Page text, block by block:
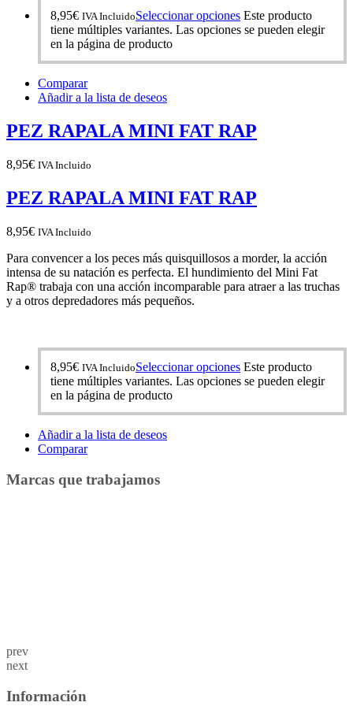
8,95€ IVA IncluidoSeleccionar opciones Este producto
tiene múltiples variantes. Las opciones se pueden elegir
en la página de producto
Comparar
Añadir a la lista de deseos
PEZ RAPALA MINI FAT RAP
8,95€ IVA Incluido
PEZ RAPALA MINI FAT RAP
8,95€ IVA Incluido
Para convencer a los peces más quisquillosos a morder, la acción
intensa de su natación es perfecta. El hundimiento del Mini Fat
Rap® trabaja con una acción incomparable para atraer a las truchas
y a otros depredadores más pequeños.
8,95€ IVA IncluidoSeleccionar opciones Este producto
tiene múltiples variantes. Las opciones se pueden elegir
en la página de producto
Añadir a la lista de deseos
Comparar
Marcas que trabajamos
prev
next
Información